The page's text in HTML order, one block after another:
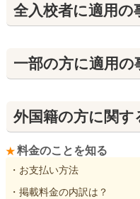
全入校者に適用の
⼀部の方に適用の
外国籍の方に関す
料金のことを知る
・お支払い方法
・掲載料金の内訳は？